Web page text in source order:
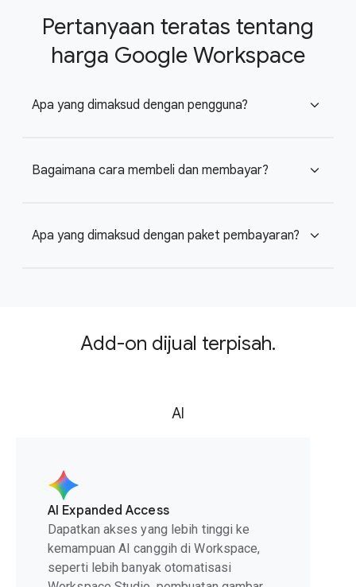
Pertanyaan teratas tentang
harga Google Workspace
Apa yang dimaksud dengan pengguna? expand_more
Bagaimana cara membeli dan membayar? expand_more
Apa yang dimaksud dengan paket pembayaran? expand_more
Add-on dijual terpisah.
AI
AI Expanded Access
Dapatkan akses yang lebih tinggi ke
kemampuan AI canggih di Workspace,
seperti lebih banyak otomatisasi